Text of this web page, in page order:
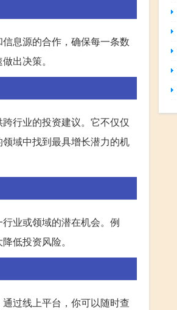
息源的合作，确保每一条数
出决策。
行业的投资建议。它不仅仅
域中找到最具增长潜力的机
业或领域的潜在机会。例
低投资风险。
过线上平台，你可以随时查